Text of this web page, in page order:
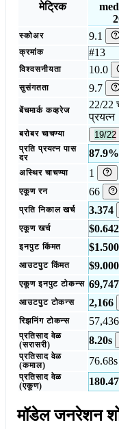
मेट्रिक
स्कोअर 9.1
क्रमांक #13
विश्वसनीयता 10.0
सुसंगतता 9.7
बेंचमार्क कव्हरेज
22/22
प्रयत्न
बरोबर चाचण्या 19/22
प्रति प्रयत्न पास
दर
87.9%
अस्थिर चाचण्या 1
एकूण रन 66
प्रति निकाल खर्च 3.374
एकूण खर्च $0.642
इनपुट किंमत
आउटपुट किंमत
एकूण इनपुट टोकन्स 69,747
आउटपुट टोकन्स 2,166
रिझनिंग टोकन्स 57,436
प्रतिसाद वेळ
(सरासरी)
8.20s
प्रतिसाद वेळ
(कमाल)
76.68s
प्रतिसाद वेळ
(एकूण)
मॉडेल जनरेशन